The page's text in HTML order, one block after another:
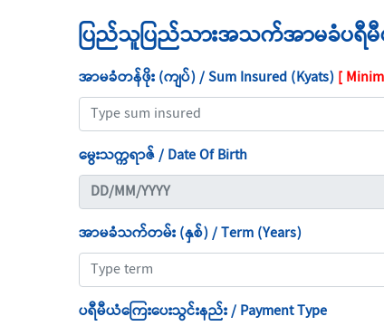
ပြည်သူပြည်သားအသက်အာမခံပ
အာမခံတန်ဖိုး (ကျပ်) / Sum Insured (Kyats)[
မွေးသက္ကရာဇ် / Date Of Birth
အာမခံသက်တမ်း (နှစ်) / Term (Years)
ပရီမီယံကြေးပေးသွင်းနည်း / Payment Type